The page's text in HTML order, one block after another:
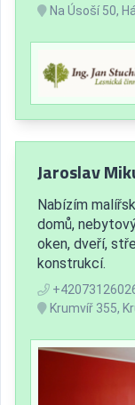
Na Úsoší 50,
Jaroslav
Nabízím
domů,
oken, dveří,
konstrukcí.
Krumvíř 355,